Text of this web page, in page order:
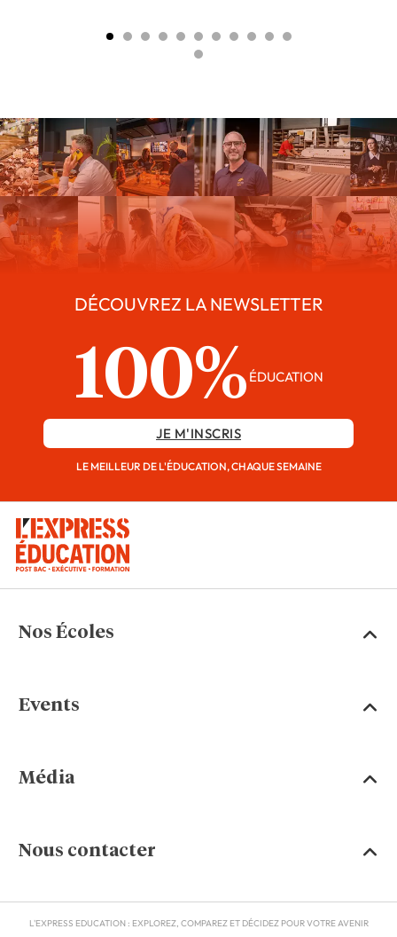
DÉCOUVREZ LA NEWSLETTER
100% ÉDUCATION
JE M'INSCRIS
LE MEILLEUR DE L'ÉDUCATION, CHAQUE SEMAINE
Nos Écoles
Events
Média
Nous contacter
L'EXPRESS EDUCATION : EXPLOREZ, COMPAREZ ET DÉCIDEZ POUR VOTRE AVENIR